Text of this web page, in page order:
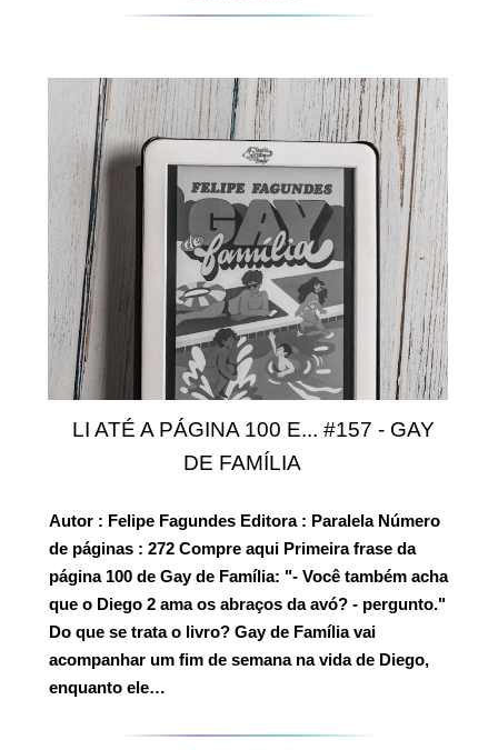
LI ATÉ A PÁGINA 100 E... #157 - GAY
DE FAMÍLIA
Autor : Felipe Fagundes Editora: Paralela Número
de páginas : 272 Compre aqui Primeira frase da
página 100 de Gay de Família: "- Você também acha
que o Diego 2 ama os abraços da avó? - pergunto."
Do que se trata o livro? Gay de Família vai
acompanhar um fim de semana na vida de Diego,
enquanto ele…